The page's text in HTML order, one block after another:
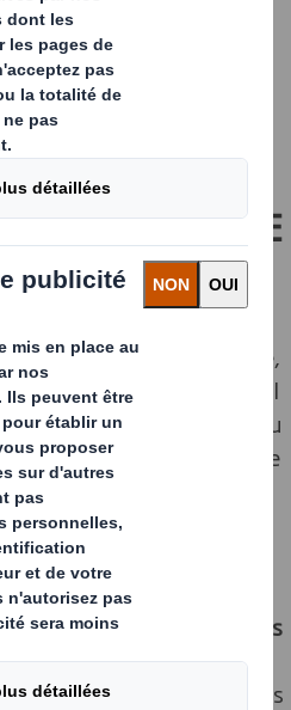
devenir un e-
DE
RESPONSABLE
part importante dans
aux entrepôts e-commerce,
chez les clients. À cela, il
de marchandises ou
seconde fois en cas de perte
camions de livraison
en raison des
Comme les emballages
de véhicules
ainsi démultiplié.
Tous ces